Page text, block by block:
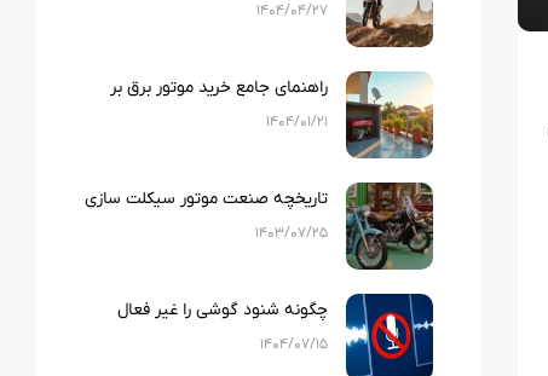
نمونه بهترین تریل های ایرانی)
۱۴۰۴/۰۴/۲۷
راهنمای جامع خرید موتور برق بر
اساس متراژ خانه و لوازم خانگی
۱۴۰۴/۰۱/۲۱
تاریخچه صنعت موتور سیکلت سازی
در ایران
۱۴۰۳/۰۷/۲۵
چگونه شنود گوشی را غیر فعال
کنیم؟
۱۴۰۴/۰۷/۱۵